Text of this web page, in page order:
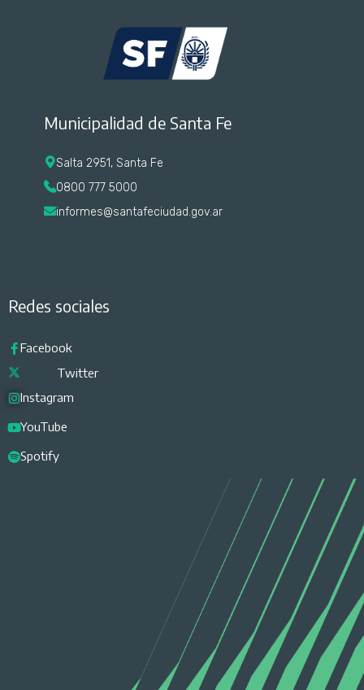
Municipalidad de Santa Fe
Salta 2951, Santa Fe
0800 777 5000
informes@santafeciudad.gov.ar
Redes sociales
Facebook
Twitter
Instagram
YouTube
Spotify